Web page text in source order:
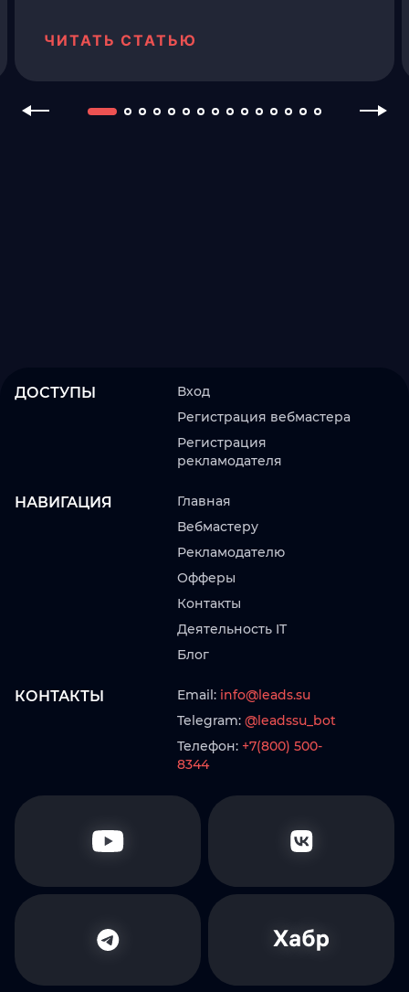
внедрять аккуратно, чтобы не ухудшить
ЧИТАТЬ СТАТЬЮ
ДОСТУПЫ
Вход
Регистрация вебмастера
Регистрация
рекламодателя
НАВИГАЦИЯ
Главная
Вебмастеру
Рекламодателю
Офферы
Контакты
Деятельность IT
Блог
КОНТАКТЫ Email: info@leads.su
Telegram: @leadssu_bot
Телефон: +7(800) 500-
8344